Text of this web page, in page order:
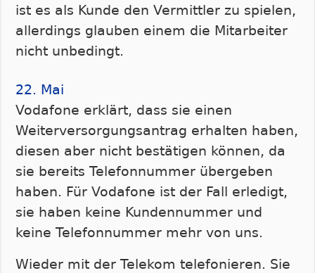
ist es als Kunde den Vermittler zu spielen,
allerdings glauben einem die Mitarbeiter
nicht unbedingt.
22. Mai
Vodafone erklärt, dass sie einen
Weiterversorgungsantrag erhalten haben,
diesen aber nicht bestätigen können, da
sie bereits Telefonnummer übergeben
haben. Für Vodafone ist der Fall erledigt,
sie haben keine Kundennummer und
keine Telefonnummer mehr von uns.
Wieder mit der Telekom telefonieren. Sie